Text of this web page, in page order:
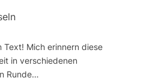
Text! Mich erinnern diese
in verschiedenen
Runde…